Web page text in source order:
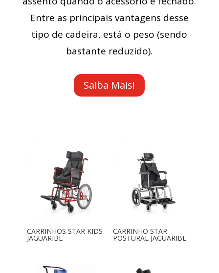
Entre as principais vantagens desse
tipo de cadeira, está o peso (sendo
bastante reduzido).
Saiba Mais!
CARRINHOS STAR KIDS
JAGUARIBE
CARRINHO STAR
POSTURAL JAGUARIBE